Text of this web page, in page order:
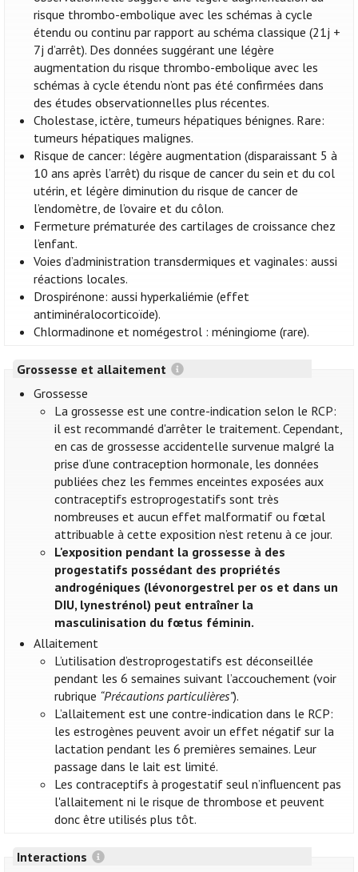
risque thrombo-embolique avec les schémas à cycle
étendu ou continu par rapport au schéma classique (21j +
7j d’arrêt). Des données suggérant une légère
augmentation du risque thrombo-embolique avec les
schémas à cycle étendu n’ont pas été confirmées dans
des études observationnelles plus récentes.
Cholestase, ictère, tumeurs hépatiques bénignes. Rare:
tumeurs hépatiques malignes.
Risque de cancer: légère augmentation (disparaissant 5 à
10 ans après l’arrêt) du risque de cancer du sein et du col
utérin, et légère diminution du risque de cancer de
l’endomètre, de l’ovaire et du côlon.
Fermeture prématurée des cartilages de croissance chez
l’enfant.
Voies d’administration transdermiques et vaginales: aussi
réactions locales.
Drospirénone: aussi hyperkaliémie (effet
antiminéralocorticoïde).
Chlormadinone et nomégestrol : méningiome (rare).
Grossesse et allaitement
Grossesse
La grossesse est une contre-indication selon le RCP:
il est recommandé d'arrêter le traitement. Cependant,
en cas de grossesse accidentelle survenue malgré la
prise d’une contraception hormonale, les données
publiées chez les femmes enceintes exposées aux
contraceptifs estroprogestatifs sont très
nombreuses et aucun effet malformatif ou fœtal
attribuable à cette exposition n’est retenu à ce jour.
L'exposition pendant la grossesse à des
progestatifs possédant des propriétés
androgéniques (lévonorgestrel per os et dans un
DIU, lynestrénol) peut entraîner la
masculinisation du fœtus féminin.
Allaitement
L’utilisation d’estroprogestatifs est déconseillée
pendant les 6 semaines suivant l’accouchement (voir
rubrique “Précautions particulières”).
L’allaitement est une contre-indication dans le RCP:
les estrogènes peuvent avoir un effet négatif sur la
lactation pendant les 6 premières semaines. Leur
passage dans le lait est limité.
Les contraceptifs à progestatif seul n’influencent pas
l'allaitement ni le risque de thrombose et peuvent
donc être utilisés plus tôt.
Interactions